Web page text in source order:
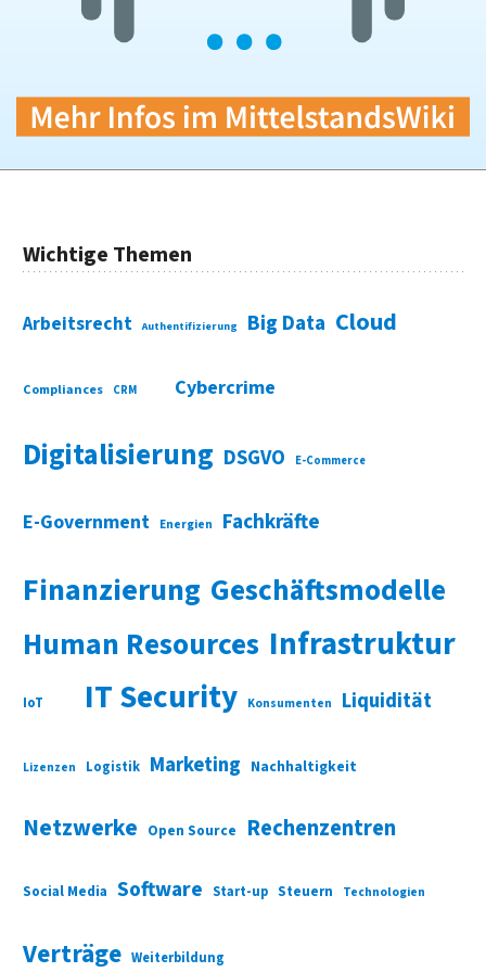
Wichtige Themen
Arbeitsrecht Authentifizierung Big Data Cloud
Compliances CRM Cybercrime
Digitalisierung DSGVO E-Commerce
E-Government Energien Fachkräfte
Finanzierung Geschäftsmodelle
Human Resources Infrastruktur
IoT IT Security Konsumenten Liquidität
Lizenzen Logistik Marketing Nachhaltigkeit
Netzwerke Open Source Rechenzentren
Social Media Software Start-up Steuern Technologien
Verträge Weiterbildung